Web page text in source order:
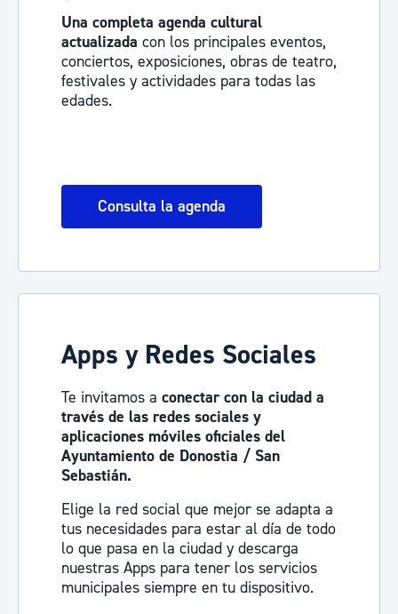
Una completa agenda cultural
actualizada con los principales eventos,
conciertos, exposiciones, obras de teatro,
festivales y actividades para todas las
edades.
Consulta la agenda
Apps y Redes Sociales
Te invitamos a conectar con la ciudad a
través de las redes sociales y
aplicaciones móviles oficiales del
Ayuntamiento de Donostia / San
Sebastián.
Elige la red social que mejor se adapta a
tus necesidades para estar al día de todo
lo que pasa en la ciudad y descarga
nuestras Apps para tener los servicios
municipales siempre en tu dispositivo.